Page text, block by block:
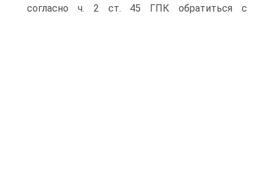
согласно ч. 2 ст. 45 ГПК обратиться с